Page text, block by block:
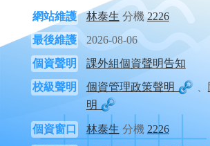
網站維護
林泰生 分機 2226
最後維護
2026-08-06
個資聲明
課外組個資聲明告知
校級聲明
個資管理政策聲明 、
明
個資窗口 林泰生 分機 2226